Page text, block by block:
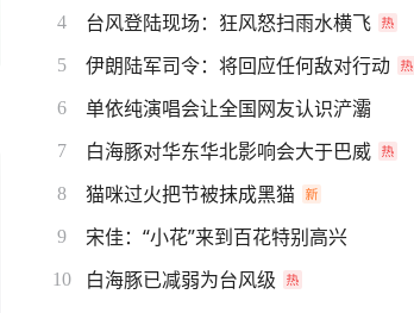
4 台风登陆现场：狂风怒扫雨水横飞
5 伊朗陆军司令：将回应任何敌对行动
6 单依纯演唱会让全国网友认识浐灞
7 白海豚对华东华北影响会大于巴威
8 猫咪过火把节被抹成黑猫
9 宋佳：“小花”来到百花特别高兴
10 白海豚已减弱为台风级